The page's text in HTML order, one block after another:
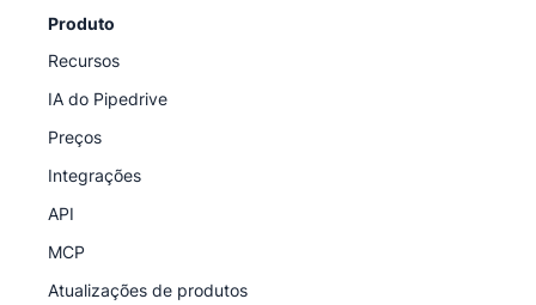
Produto
Recursos
IA do Pipedrive
Preços
Integrações
API
MCP
Atualizações de produtos